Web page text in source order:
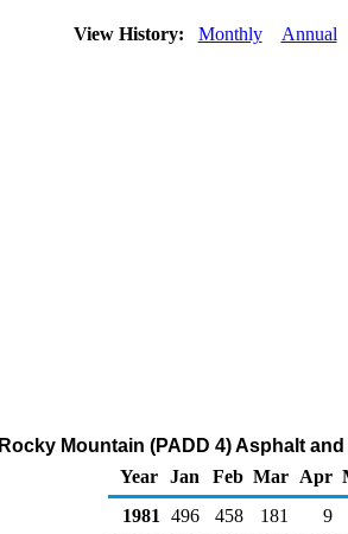
View History: Monthly Annual
Rocky Mountain (PADD 4) Asphalt
Year Jan Feb Mar Apr
1981
496 458 181
9